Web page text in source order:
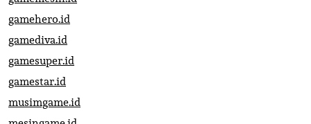
gamehero.id
gamediva.id
gamesuper.id
gamestar.id
musimgame.id